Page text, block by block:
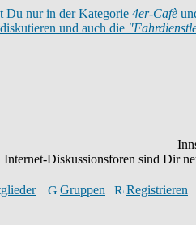
Du nur in der Kategorie 4er-Cafè
und auch die
Internet-Diskussionsforen sind Dir
Gruppen Registrieren